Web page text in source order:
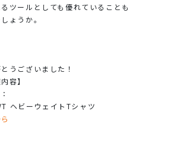
ツールとしても優れていることも
ょうか。
うございました！
容】
ヘビーウェイトTシャツ